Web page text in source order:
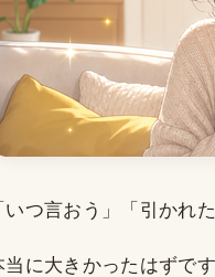
いつ言おう」「引かれ
当に大きかったはずです